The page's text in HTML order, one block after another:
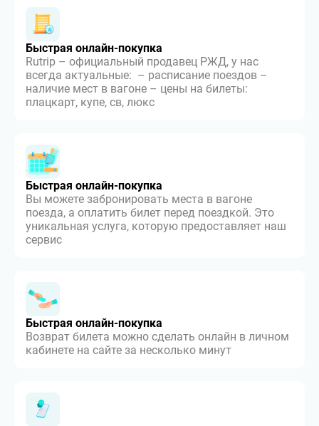
Быстрая онлайн-покупка
Rutrip – официальный продавец РЖД, у нас
всегда актуальные: – расписание поездов –
наличие мест в вагоне – цены на билеты:
плацкарт, купе, св, люкс
Быстрая онлайн-покупка
Вы можете забронировать места в вагоне
поезда, а оплатить билет перед поездкой. Это
уникальная услуга, которую предоставляет наш
сервис
Быстрая онлайн-покупка
Возврат билета можно сделать онлайн в личном
кабинете на сайте за несколько минут